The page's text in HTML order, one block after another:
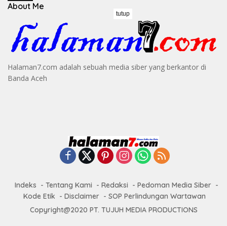
About Me
Halaman7.com adalah sebuah media siber yang berkantor di
Banda Aceh
Indeks Tentang Kami Redaksi
Pedoman Media Siber
Kode Etik
Disclaimer
SOP Perlindungan Wartawan
Copyright@2020 PT. TUJUH MEDIA PRODUCTIONS
tutup